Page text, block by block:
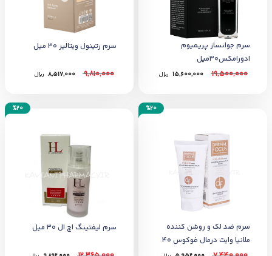
سرم جوانساز پریمیوم
ادورامکس30میل
19,500,000
15,600,000 ﷼
سرم رتینول ویتالیر 30 میل
9,810,000
8,517,000 ﷼
%20
سرم ضد لک و روشن کننده
ملانیا وایت درمال فوکوس 40
%20
سرم لیفتینگ اچ ال 30 میل